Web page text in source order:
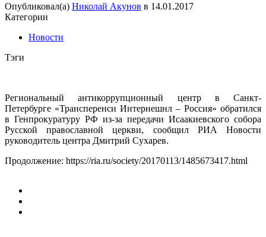
Опубликовал(а) Николай Акунов в 14.01.2017
Категории
Новости
Тэги
Региональный антикоррупционный центр в Санкт-
Петербурге «Трансперенси Интернешнл – Россия» обратился
в Генпрокуратуру РФ из-за передачи Исаакиевского собора
Русской православной церкви, сообщил РИА Новости
руководитель центра Дмитрий Сухарев.
Продолжение: https://ria.ru/society/20170113/1485673417.html